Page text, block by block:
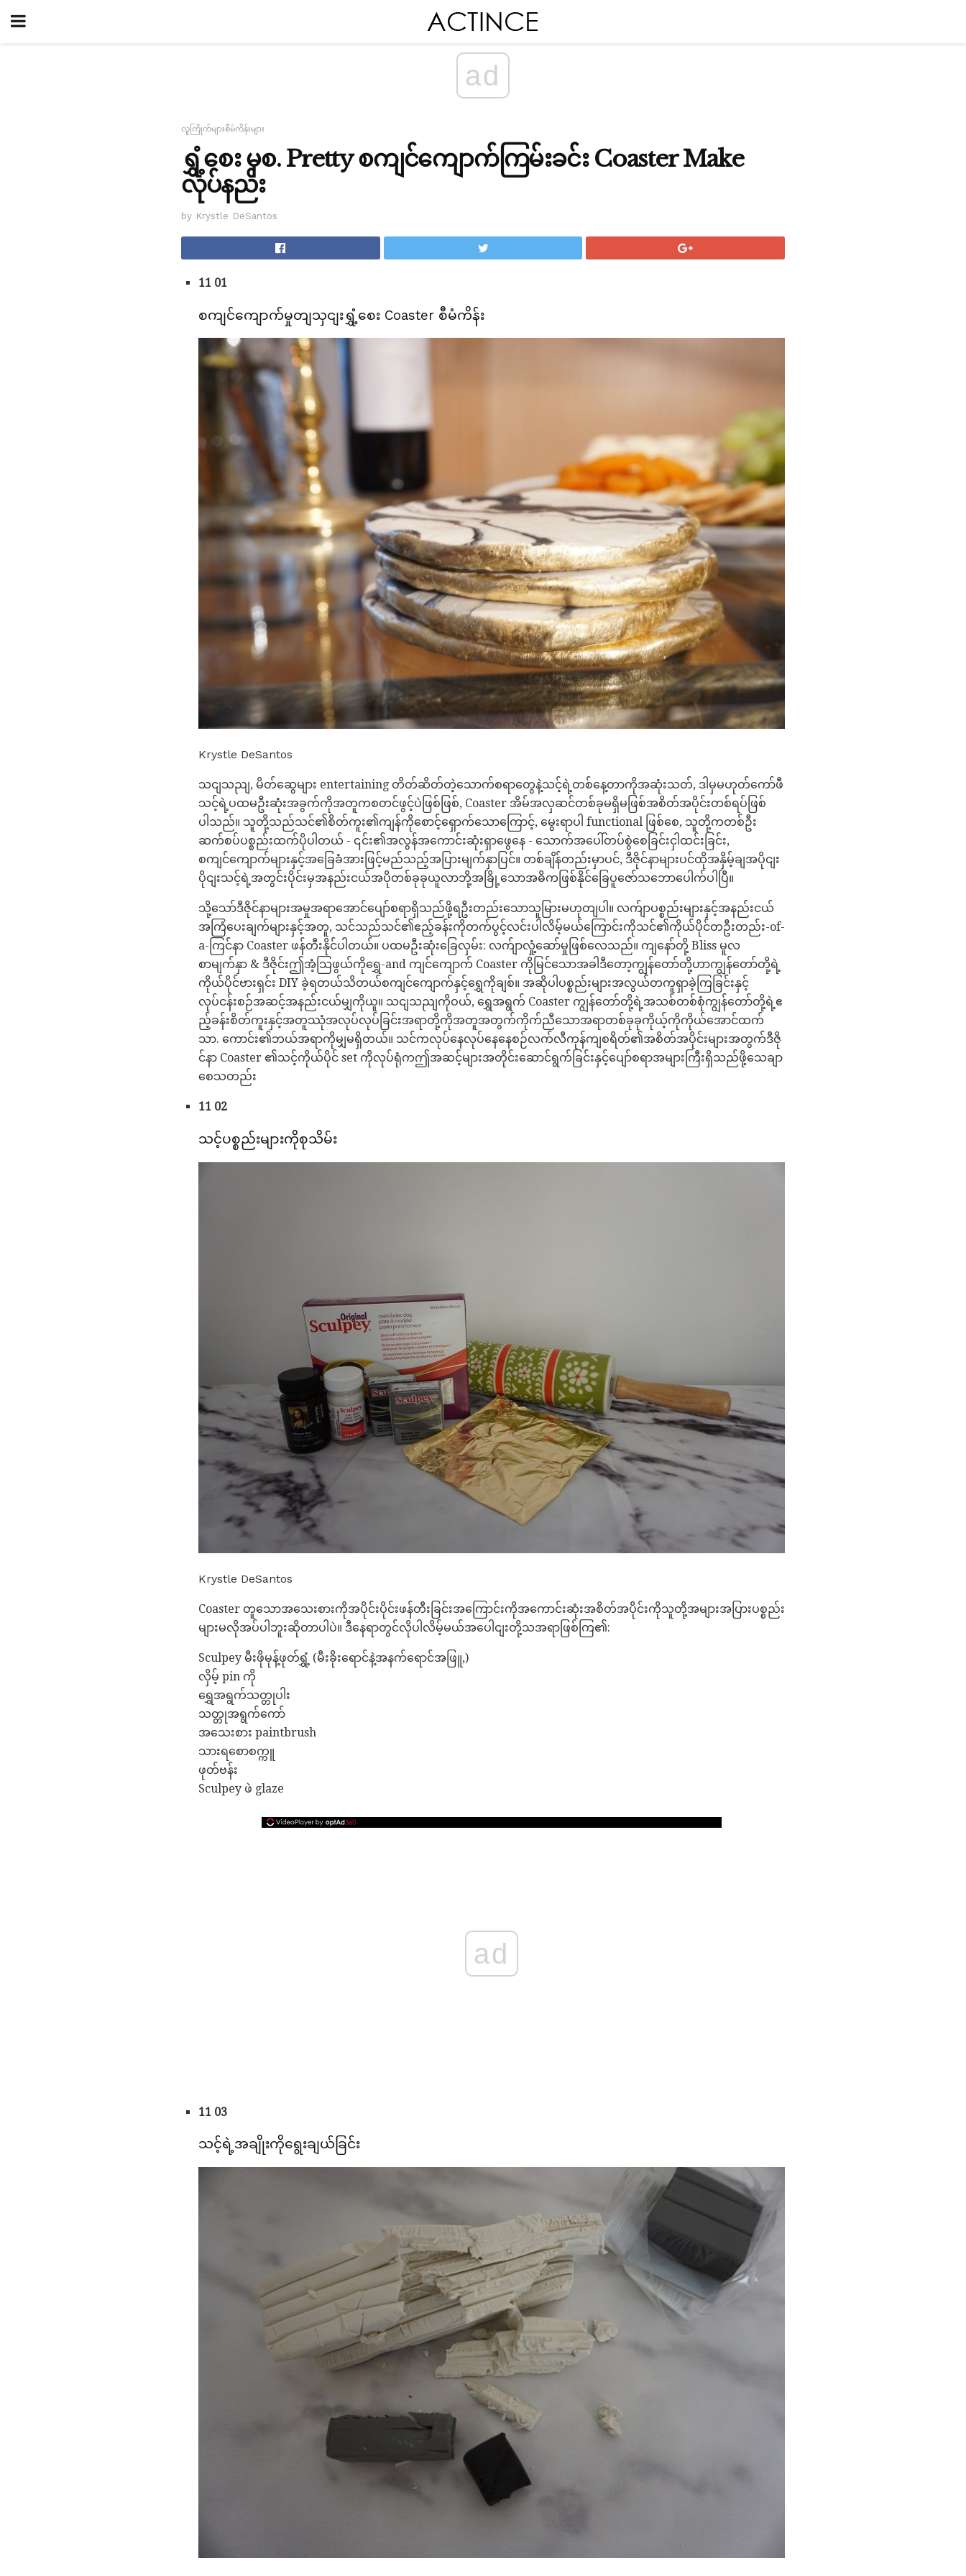
ad
လူကြိုက်များစီမံကိန်းများ
ရွှံ့စေး မှစ. Pretty စကျင်ကျောက်ကြမ်းခင်း Coaster Make
လုပ်နည်း
by Krystle DeSantos
11 01
စကျင်ကျောက်မှုတျသှငျးရွှံ့စေး Coaster စီမံကိန်း
Krystle DeSantos
သငျသညျ, မိတ်ဆွေများ entertaining တိတ်ဆိတ်တဲ့သောက်စရာတွေနဲ့သင့်ရဲ့တစ်နေ့တာကိုအဆုံးသတ်, ဒါမှမဟုတ်ကော်ဖီ
သင့်ရဲ့ပထမဦးဆုံးအခွက်ကိုအတူကစတင်ဖွင့်ပဲဖြစ်ဖြစ်, Coaster အိမ်အလှဆင်တစ်ခုမရှိမဖြစ်အစိတ်အပိုင်းတစ်ရပ်ဖြစ်
ပါသည်။ သူတို့သည်သင်၏စိတ်ကူး၏ကျန်ကိုစောင့်ရှောက်သောကြောင့်, မွေးရာပါ functional ဖြစ်စေ, သူတို့ကတစ်ဦး
ဆက်စပ်ပစ္စည်းထက်ပိုပါတယ် - ၎င်း၏အလွန်အကောင်းဆုံးရှာဖွေနေ - သောက်အပေါ်တပ်စွဲစေခြင်းငှါထင်းခြင်း,
စကျင်ကျောက်များနှင့်အခြေခံအားဖြင့်မည်သည့်အပြားမျက်နှာပြင်။ တစ်ချိန်တည်းမှာပင်, ဒီဇိုင်နာများပင်ထိုအနှိမ့်ချအပိုငျး
ပိုငျးသင့်ရဲ့အတွင်းပိုင်းမှအနည်းငယ်အပိုတစ်ခုခုယူလာဘို့အခြို့သောအဓိကဖြစ်နိုင်ခြေပူဇော်သဘောပေါက်ပါပြီ။
သို့သော်ဒီဇိုင်နာများအမှုအရာအောင်ပျော်စရာရှိသည်ဖို့ရဦးတည်းသောသူမြားမဟုတျပါ။ လက်ျာပစ္စည်းများနှင့်အနည်းငယ်
အကြံပေးချက်များနှင့်အတူ, သင်သည်သင်၏ဧည့်ခန်းကိုတက်ပွင့်လင်းပါလိမ့်မယ်ကြောင်းကိုသင်၏ကိုယ်ပိုင်တဦးတည်း-of-
a-ကြင်နာ Coaster ဖန်တီးနိုင်ပါတယ်။ ပထမဦးဆုံးခြေလှမ်း: လက်ျာလှုံ့ဆော်မှုဖြစ်လေသည်။ ကျနော်တို့ Bliss မူလ
စာမျက်နှာ & ဒီဇိုင်းဤအံ့သြဖွယ်ကိုရွှေ-and ကျင်ကျောက် Coaster ကိုမြင်သောအခါဒီတော့ကျွန်တော်တို့ဟာကျွန်တော်တို့ရဲ့
ကိုယ်ပိုင်ဗားရှင်း DIY ခဲ့ရတယ်သိတယ်စကျင်ကျောက်နှင့်ရွှေကိုချစ်။ အဆိုပါပစ္စည်းများအလွယ်တကူရှာခဲ့ကြခြင်းနှင့်
လုပ်ငန်းစဉ်အဆင့်အနည်းငယ်မျှကိုယူ။ သငျသညျကိုဝယ်, ရွှေအရွက် Coaster ကျွန်တော်တို့ရဲ့အသစ်တစ်စုံကျွန်တော်တို့ရဲ့ဧ
ည့်ခန်းစိတ်ကူးနှင့်အတူဿုံအလုပ်လုပ်ခြင်းအရာတို့ကိုအတူအတွက်ကိုက်ညီသောအရာတစ်ခုခုကိုယ့်ကိုကိုယ်အောင်ထက်
သာ. ကောင်း၏ဘယ်အရာကိုမျှမရှိတယ်။ သင်ကလုပ်နေလုပ်နေနေစဉ်လက်လီကုန်ကျစရိတ်၏အစိတ်အပိုင်းများအတွက်ဒီဇို
င်နာ Coaster ၏သင့်ကိုယ်ပိုင် set ကိုလုပ်ရုံကဤအဆင့်များအတိုင်းဆောင်ရွက်ခြင်းနှင့်ပျော်စရာအများကြီးရှိသည်ဖို့သေချာ
စေသတည်း
11 02
သင့်ပစ္စည်းများကိုစုသိမ်း
Krystle DeSantos
Coaster တူသောအသေးစားကိုအပိုင်းပိုင်းဖန်တီးခြင်းအကြောင်းကိုအကောင်းဆုံးအစိတ်အပိုင်းကိုသူတို့အများအပြားပစ္စည်း
များမလိုအပ်ပါဘူးဆိုတာပါပဲ။ ဒီနေရာတွင်လိုပါလိမ့်မယ်အပေါငျးတို့သအရာဖြစ်ကြ၏:
Sculpey မီးဖိုမုန့်ဖုတ်ရွှံ့ (မီးခိုးရောင်နဲ့အနက်ရောင်အဖြူ,)
လှိမ့် pin ကို
ရွှေအရွက်သတ္တုပါး
သတ္တုအရွက်ကော်
အသေးစား paintbrush
သားရစောစက္ကူ
ဖုတ်ဗန်း
Sculpey ဖဲ glaze
ad
11 03
သင့်ရဲ့အချိုးကိုရွေးချယ်ခြင်း